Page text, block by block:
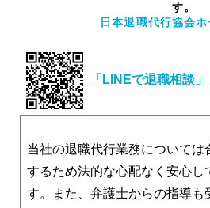
す。
日本退職代行協会
「LINEで退職相談」
当社の退職代行業務については
するため法的な心配なく安心し
す。また、弁護士からの指導も